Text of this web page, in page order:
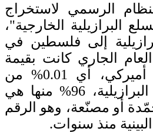
الرسمي لاستخراج
البرازيلية الخارجية"،
إلى فلسطين في
الجاري كانت بقيمة
ن دولار أميركي، أي 0.01% من
إجمالي الصادرات البرازيلية، 96% منها هي
أو مصنّعة، وهو الرقم
منذ سنوات.